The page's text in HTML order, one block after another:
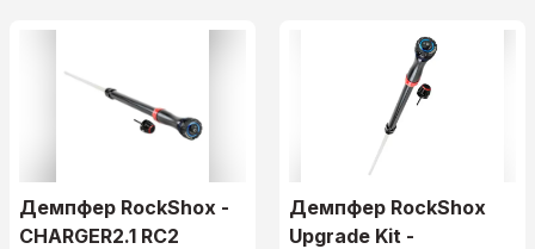
Демпфер RockShox -
CHARGER2.1 RC2
Демпфер RockShox
Upgrade Kit -